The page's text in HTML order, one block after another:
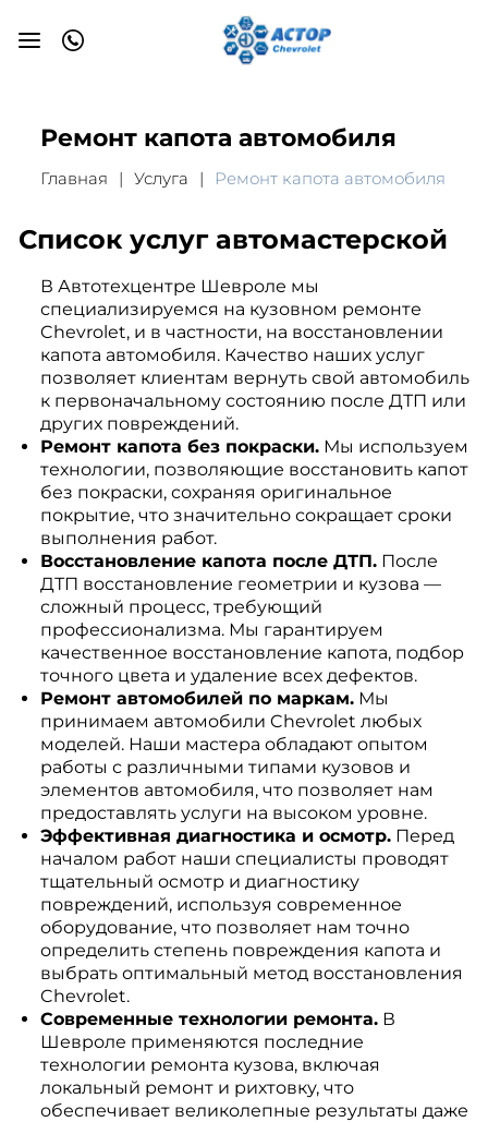
Ремонт капота автомобиля
Главная Услуга Ремонт капота автомобиля
Список услуг автомастерской
В Автотехцентре Шевроле мы
специализируемся на кузовном ремонте
Chevrolet, и в частности, на восстановлении
капота автомобиля. Качество наших услуг
позволяет клиентам вернуть свой автомобиль
к первоначальному состоянию после ДТП или
других повреждений.
Ремонт капота без покраски.Мы используем
технологии, позволяющие восстановить капот
без покраски, сохраняя оригинальное
покрытие, что значительно сокращает сроки
выполнения работ.
Восстановление капота после ДТП.После
ДТП восстановление геометрии и кузова —
сложный процесс, требующий
профессионализма. Мы гарантируем
качественное восстановление капота, подбор
точного цвета и удаление всех дефектов.
Ремонт автомобилей по маркам.Мы
принимаем автомобили Chevrolet любых
моделей. Наши мастера обладают опытом
работы с различными типами кузовов и
элементов автомобиля, что позволяет нам
предоставлять услуги на высоком уровне.
Эффективная диагностика и осмотр.Перед
началом работ наши специалисты проводят
тщательный осмотр и диагностику
повреждений, используя современное
оборудование, что позволяет нам точно
определить степень повреждения капота и
выбрать оптимальный метод восстановления
Chevrolet.
Современные технологии ремонта.В
Шевроле применяются последние
технологии ремонта кузова, включая
локальный ремонт и рихтовку, что
обеспечивает великолепные результаты даже